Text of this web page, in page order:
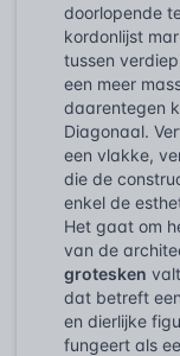
doorlopende
kordonlijst
tussen
een meer
daarentegen
Diagonaal.
een vlakke,
die de
enkel de
Het gaat om
van de
grotesken
dat betreft
en dierlijke
fungeert als